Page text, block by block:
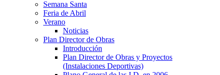
Semana Santa
Feria de Abril
Verano
Noticias
Plan Director de Obras
Introducción
Plan Director de Obras y Proyectos
(Instalaciones Deportivas)